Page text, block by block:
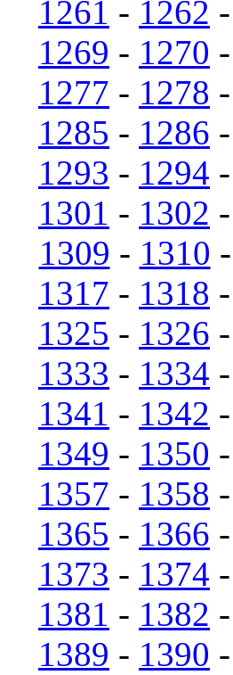
1261 - 1262 -
1269 - 1270 -
1277 - 1278 -
1285 - 1286 -
1293 - 1294 -
1301 - 1302 -
1309 - 1310 -
1317 - 1318 -
1325 - 1326 -
1333 - 1334 -
1341 - 1342 -
1349 - 1350 -
1357 - 1358 -
1365 - 1366 -
1373 - 1374 -
1381 - 1382 -
1389 - 1390 -